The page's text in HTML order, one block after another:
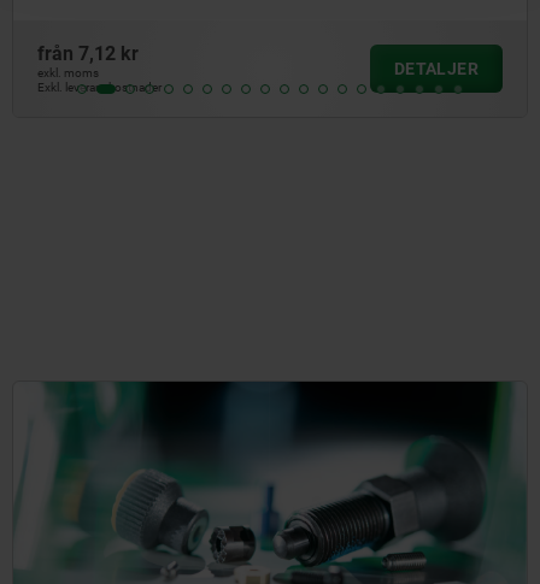
kr från
Exkl.